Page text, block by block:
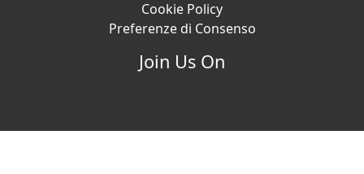
Cookie Policy
Preferenze di Consenso
Join Us On